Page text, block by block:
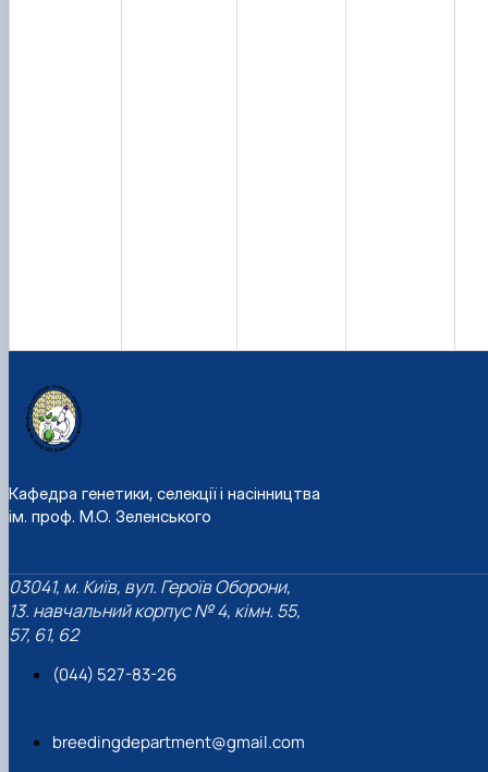
Кафедра генетики, селекції і насінництва
ім. проф. М.О. Зеленського
03041, м. Київ, вул. Героїв Оборони,
13. навчальний корпус № 4, кімн. 55,
57, 61, 62
(044) 527-83-26
breedingdepartment@gmail.com